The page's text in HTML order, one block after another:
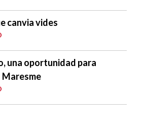
canvia vides
una oportunidad para
Maresme